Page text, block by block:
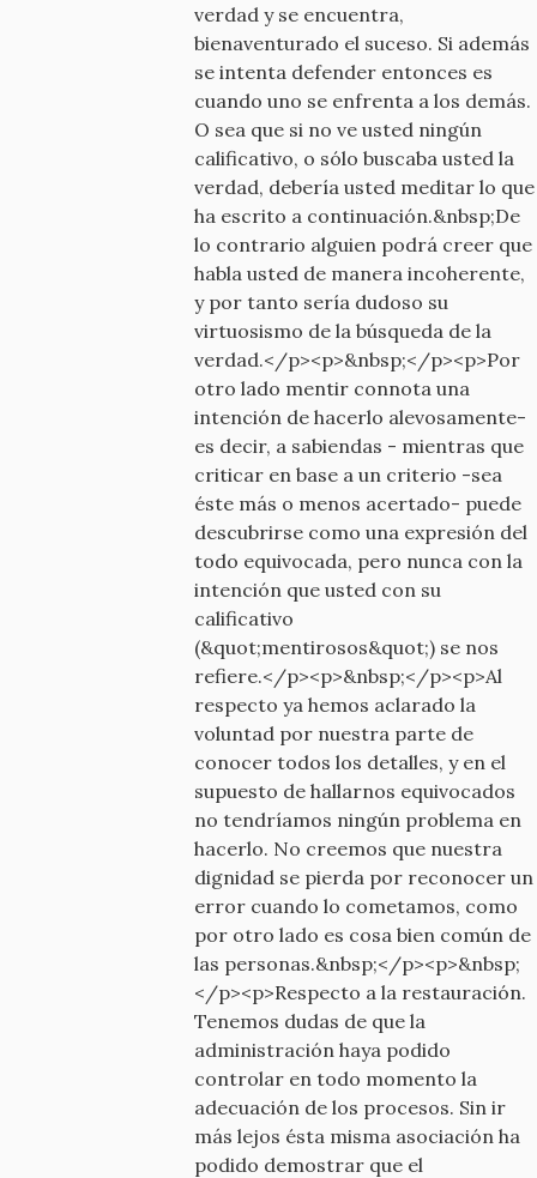
verdad y se encuentra,
bienaventurado el suceso. Si además
se intenta defender entonces es
cuando uno se enfrenta a los demás.
O sea que si no ve usted ningún
calificativo, o sólo buscaba usted la
verdad, debería usted meditar lo que
ha escrito a continuación.&nbsp;De
lo contrario alguien podrá creer que
habla usted de manera incoherente,
y por tanto sería dudoso su
virtuosismo de la búsqueda de la
verdad.</p><p>&nbsp;</p><p>Por
otro lado mentir connota una
intención de hacerlo alevosamente-
es decir, a sabiendas - mientras que
criticar en base a un criterio -sea
éste más o menos acertado- puede
descubrirse como una expresión del
todo equivocada, pero nunca con la
intención que usted con su
calificativo
(&quot;mentirosos&quot;) se nos
refiere.</p><p>&nbsp;</p><p>Al
respecto ya hemos aclarado la
voluntad por nuestra parte de
conocer todos los detalles, y en el
supuesto de hallarnos equivocados
no tendríamos ningún problema en
hacerlo. No creemos que nuestra
dignidad se pierda por reconocer un
error cuando lo cometamos, como
por otro lado es cosa bien común de
las personas.&nbsp;</p><p>&nbsp;
</p><p>Respecto a la restauración.
Tenemos dudas de que la
administración haya podido
controlar en todo momento la
adecuación de los procesos. Sin ir
más lejos ésta misma asociación ha
podido demostrar que el